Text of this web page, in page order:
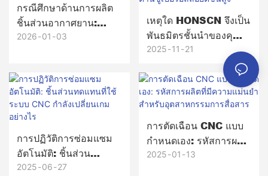
กรณีศึกษาด้านการผลิต
ชิ้นส่วนอากาศยาน:
Honscn ส่งมอบชิ้นส่วน
สำคัญได้อย่างไร
2026 01 03
เหตุใด HONSCN จึงเป็น
พันธมิตรชั้นนำของคุณ
สำหรับงานกลึง CNC ใน
อุตสาหกรรมการบินและ
อวกาศ: ความแม่นยำ
ความเร็ว และความ
เชี่ยวชาญด้านซูเปอร์
อัลลอยด์ขั้นสูง
2025 11 21
การปฏิวัติการซ่อมแซม
อัตโนมัติ: ชิ้นส่วน
ทดแทนที่ใช้ระบบ CNC
2025 06 27
การตัดเฉือน CNC แบบ
กำหนดเอง: รหัสการผลิต
ที่มีความแม่นยำสำหรับ
2025 01 13